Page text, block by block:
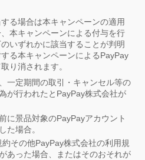
る場合は本キャンペーンの適用
本キャンペーンによる付与を行
いずれかに該当することが判明
る本キャンペーンによるPayPay
り消されます。
一定期間の取引・キャンセル等の
が行われたとPayPay株式会社が
に景品対象のPayPayアカウント
た場合。
その他PayPay株式会社の利用規
あった場合、またはそのおそれが